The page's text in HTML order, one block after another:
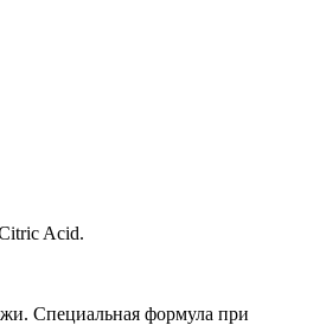
Acid.
Специальная формула при